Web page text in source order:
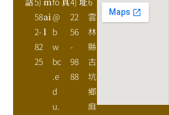
58
2-
82
25
ai
l
@
b
w
bc
.e
d
u.
22
56
-
98
88
雲
林
縣
古
坑
鄉
麻